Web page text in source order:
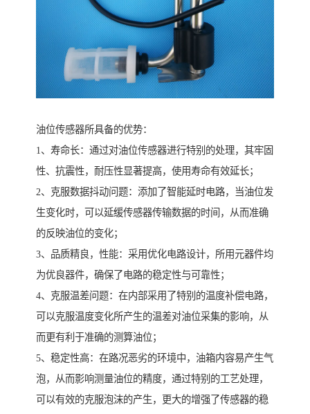
油位传感器所具备的优势：
1、寿命长：通过对油位传感器进行特别的处理，其牢固
性、抗震性，耐压性显著提高，使用寿命有效延长；
2、克服数据抖动问题：添加了智能延时电路，当油位发
生变化时，可以延缓传感器传输数据的时间，从而准确
的反映油位的变化；
3、品质精良，性能：采用优化电路设计，所用元器件均
为优良器件，确保了电路的稳定性与可靠性；
4、克服温差问题：在内部采用了特别的温度补偿电路，
可以克服温度变化所产生的温差对油位采集的影响，从
而更有利于准确的测算油位；
5、稳定性高：在路况恶劣的环境中，油箱内容易产生气
泡，从而影响测量油位的精度，通过特别的工艺处理，
可以有效的克服泡沫的产生，更大的增强了传感器的稳